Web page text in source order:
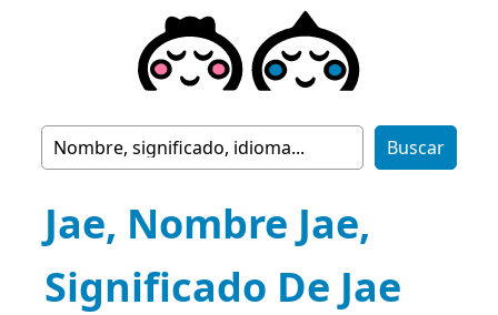
Jae, Nombre Jae,
Significado De Jae